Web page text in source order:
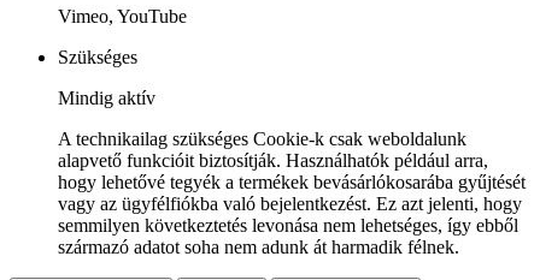
Vimeo, YouTube
Szükséges
Mindig aktív
A technikailag szükséges Cookie-k csak weboldalunk
alapvető funkcióit biztosítják. Használhatók például arra,
hogy lehetővé tegyék a termékek bevásárlókosarába gyűjtését
vagy az ügyfélfiókba való bejelentkezést. Ez azt jelenti, hogy
semmilyen következtetés levonása nem lehetséges, így ebből
származó adatot soha nem adunk át harmadik félnek.